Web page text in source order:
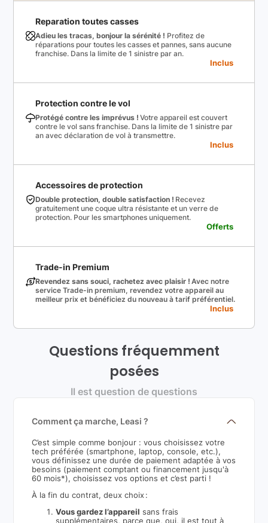
Reparation toutes casses
Adieu les tracas, bonjour la sérénité ! Profitez de
réparations pour toutes les casses et pannes, sans aucune
franchise. Dans la limite de 1 sinistre par an.
Inclus
Protection contre le vol
Protégé contre les imprévus ! Votre appareil est couvert
contre le vol sans franchise. Dans la limite de 1 sinistre par
an avec déclaration de vol à transmettre.
Inclus
Accessoires de protection
Double protection, double satisfaction ! Recevez
gratuitement une coque ultra résistante et un verre de
protection. Pour les smartphones uniquement.
Offerts
Trade-in Premium
Revendez sans souci, rachetez avec plaisir ! Avec notre
service Trade-in premium, revendez votre appareil au
meilleur prix et bénéficiez du nouveau à tarif préférentiel.
Inclus
Questions fréquemment
posées
Il est question de questions
Comment ça marche, Leasi ?
C’est simple comme bonjour : vous choisissez votre
tech préférée (smartphone, laptop, console, etc.),
vous définissez une durée de paiement adaptée à vos
besoins (paiement comptant ou financement jusqu'à
60 mois*), choisissez vos options et c’est parti !
À la fin du contrat, deux choix :
Vous gardez l’appareil sans frais
supplémentaires, parce que, oui, il est tout à